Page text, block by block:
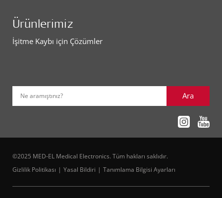
Ürünlerimiz
İşitme Kaybı için Çözümler
Ne aramıştınız? Ara
©2025 MED-EL Medical Electronics. Tüm hakları saklıdır.
Gizlilik Politikası
Yasal Bildiri Tanımlama Bilgisi Ayarları